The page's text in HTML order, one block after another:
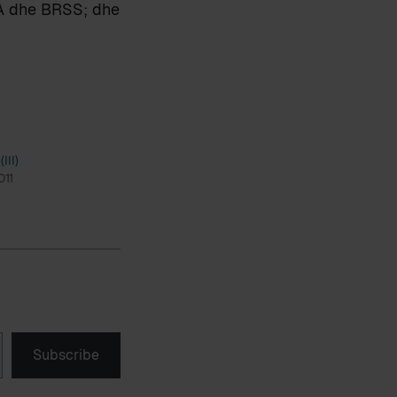
BRSS; dhe
Subscribe